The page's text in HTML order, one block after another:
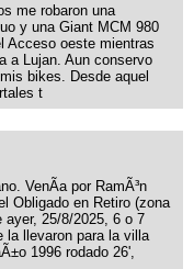
me robaron una
y una Giant MCM 980
Acceso oeste mientras
a Lujan. Aun conservo
bikes. Desde aquel
t
VenÃ­a por RamÃ³n
Obligado en Retiro (zona
ayer, 25/8/2025, 6 o 7
la llevaron para la villa
1996 rodado 26',